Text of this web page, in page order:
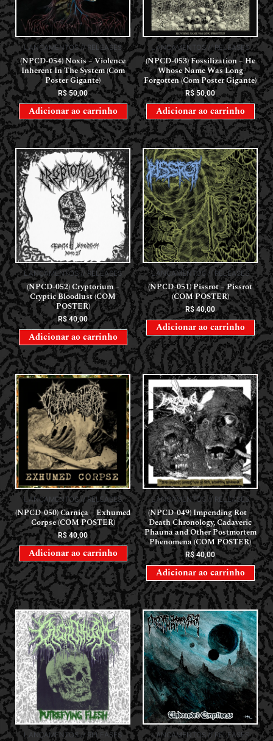
LANÇAMENTOS // RELEASES
(NPCD-054) Noxis – Violence
Inherent In The System (Com
Poster Gigante)
R$50,00
Adicionar ao carrinho
LANÇAMENTOS // RELEASES
(NPCD-053) Fossilization – He
Whose Name Was Long
Forgotten (Com Poster Gigante)
R$ 50,00
Adicionar ao carrinho
LANÇAMENTOS // RELEASES
(NPCD-052) Cryptorium –
Cryptic Bloodlust (COM
POSTER)
R$40,00
Adicionar ao carrinho
LANÇAMENTOS // RELEASES
(NPCD-051) Pissrot – Pissrot
(COM POSTER)
R$40,00
Adicionar ao carrinho
LANÇAMENTOS // RELEASES
(NPCD-050) Carniça – Exhumed
Corpse (COM POSTER)
R$40,00
Adicionar ao carrinho
LANÇAMENTOS // RELEASES
(NPCD-049) Impending Rot –
Death Chronology, Cadaveric
Phauna and Other Postmortem
Phenomena (COM POSTER)
R$40,00
Adicionar ao carrinho
LANÇAMENTOS // RELEASES LANÇAMENTOS // RELEASES